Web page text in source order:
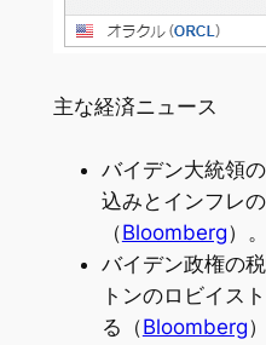
主な経済ニュース
バイデン大統領
込みとインフレ
（Bloomberg）。
バイデン政権の
トンのロビイス
る（Bloomberg